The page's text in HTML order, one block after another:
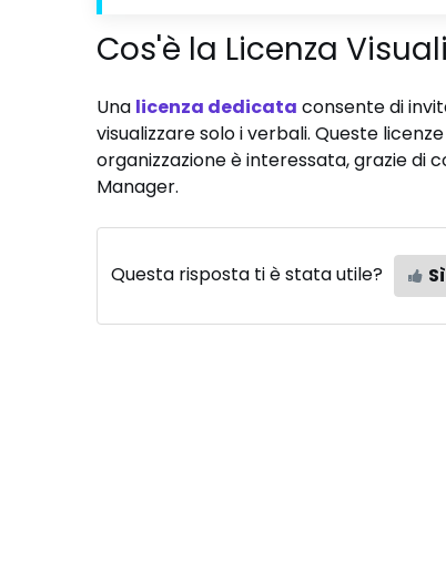
Cos'è la Licenza
Una licenza dedicata consente di
visualizzare solo i verbali. Queste
organizzazione è interessata, grazie
Manager.
Questa risposta ti è stata utile? Sì